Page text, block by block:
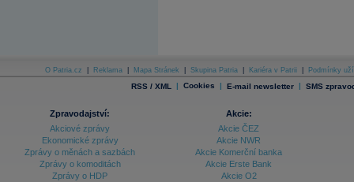
O Patria.cz Reklama Mapa Stránek Skupina Patria Kariéra v Patrii Podmínky
RSS / XML | Cookies | E-mail newsletter | SMS
Zpravodajství:
Akciové zprávy
Ekonomické zprávy
Zprávy o měnách a sazbách
Zprávy o komoditách
Zprávy o HDP
Akcie:
Akcie ČEZ
Akcie NWR
Akcie Komerční banka
Akcie Erste Bank
Akcie O2